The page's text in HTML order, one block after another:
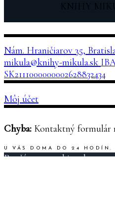
KNIHY
Nám. Hraničiarov 35,
mikula@knihy-mikula.sk
SK2111000000002628832434
Môj účet
Chyba: Kontaktný formulár
U VÁS DOMA DO 24 HODÍN.
Používame cookies aby sme